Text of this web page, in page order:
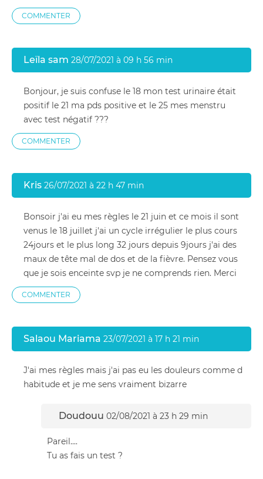
COMMENTER
Leïla sam 28/07/2021 à 09 h 56 min
Bonjour, je suis confuse le 18 mon test urinaire était
positif le 21 ma pds positive et le 25 mes menstru
avec test négatif ???
COMMENTER
Kris 26/07/2021 à 22 h 47 min
Bonsoir j'ai eu mes règles le 21 juin et ce mois il sont
venus le 18 juillet j'ai un cycle irrégulier le plus cours
24jours et le plus long 32 jours depuis 9jours j'ai des
maux de tête mal de dos et de la fièvre. Pensez vous
que je sois enceinte svp je ne comprends rien. Merci
COMMENTER
Salaou Mariama 23/07/2021 à 17 h 21 min
J'ai mes règles mais j'ai pas eu les douleurs comme d
habitude et je me sens vraiment bizarre
Doudouu 02/08/2021 à 23 h 29 min
Pareil....
Tu as fais un test ?